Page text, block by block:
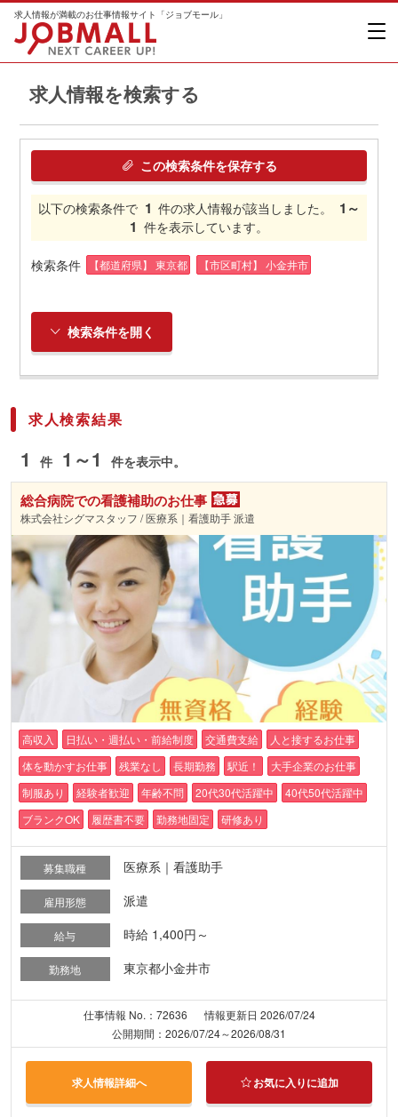
求人情報が満載のお仕事情報サイト「ジョブモール」
求人情報を検索する
この検索条件を保存する
以下の検索条件で 1 件の求人情報が該当しました。
1～
1 件を表示しています。
検索条件 【都道府県】 東京都 【市区町村】 小金井市
検索条件を開く
求人検索結果
1 件 1～1 件を表示中。
総合病院での看護補助のお仕事
株式会社シグマスタッフ / 医療系｜看護助手 派遣
高収入 日払い・週払い・前給制度 交通費支給
人と接するお仕事
体を動かすお仕事
残業なし 長期勤務 駅近！
大手企業のお仕事
制服あり
経験者歓迎 年齢不問 20代30代活躍中
40代50代活躍中
ブランクOK
履歴書不要 勤務地固定 研修あり
募集職種 医療系｜看護助手
雇用形態 派遣
給与 時給 1,400円～
勤務地 東京都小金井市
仕事情報 No.：72636
情報更新日 2026/07/24
公開期間：2026/07/24～2026/08/31
求人情報詳細へ お気に入りに追加